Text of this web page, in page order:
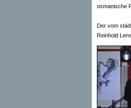
osmanische
Der vom
Reinhold